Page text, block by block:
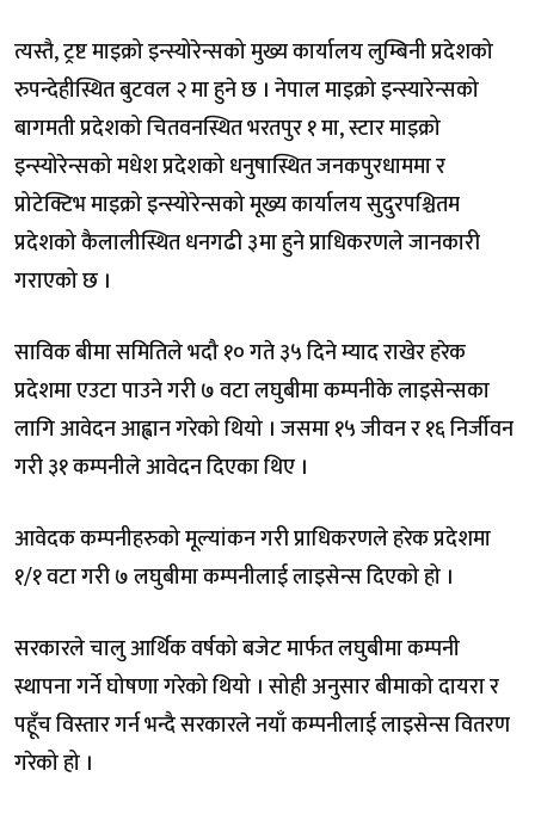
त्यस्तै, ट्रष्ट माइक्रो इन्स्योरेन्सको मुख्य कार्यालय लुम्बिनी प्रदेशको
रुपन्देहीस्थित बुटवल २ मा हुने छ । नेपाल माइक्रो इन्स्यारेन्सको
बागमती प्रदेशको चितवनस्थित भरतपुर १ मा, स्टार माइक्रो
इन्स्योरेन्सको मधेश प्रदेशको धनुषास्थित जनकपुरधाममा र
प्रोटेक्टिभ माइक्रो इन्स्योरेन्सको मूख्य कार्यालय सुदुरपश्चितम
प्रदेशको कैलालीस्थित धनगढी ३मा हुने प्राधिकरणले जानकारी
गराएको छ ।
साविक बीमा समितिले भदौ १० गते ३५ दिने म्याद राखेर हरेक
प्रदेशमा एउटा पाउने गरी ७ वटा लघुबीमा कम्पनीके लाइसेन्सका
लागि आवेदन आह्वान गरेको थियो । जसमा १५ जीवन र १६ निर्जीवन
गरी ३१ कम्पनीले आवेदन दिएका थिए ।
आवेदक कम्पनीहरुको मूल्यांकन गरी प्राधिकरणले हरेक प्रदेशमा
१/१ वटा गरी ७ लघुबीमा कम्पनीलाई लाइसेन्स दिएको हो ।
सरकारले चालु आर्थिक वर्षको बजेट मार्फत लघुबीमा कम्पनी
स्थापना गर्ने घोषणा गरेको थियो । सोही अनुसार बीमाको दायरा र
पहूँच विस्तार गर्न भन्दै सरकारले नयाँ कम्पनीलाई लाइसेन्स वितरण
गरेको हो ।